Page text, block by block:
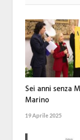
Sei anni senza
Marino
19 Aprile 2025